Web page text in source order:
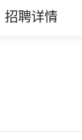
招聘详情